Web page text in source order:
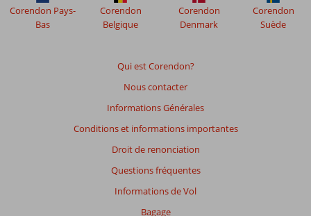
afin
de
Qui est Corendon?
Nous contacter
Informations Générales
Conditions et informations importantes
Droit de renonciation
Questions fréquentes
Informations de Vol
Bagage
Corendon Pays-
Bas
Corendon
Belgique
Corendon
Denmark
Corendon
Suède